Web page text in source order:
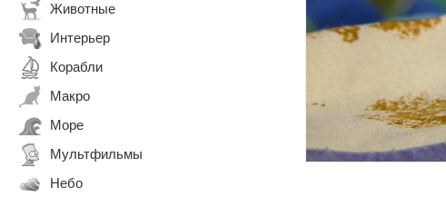
Животные
Интерьер
Корабли
Макро
Море
Мультфильмы
Небо